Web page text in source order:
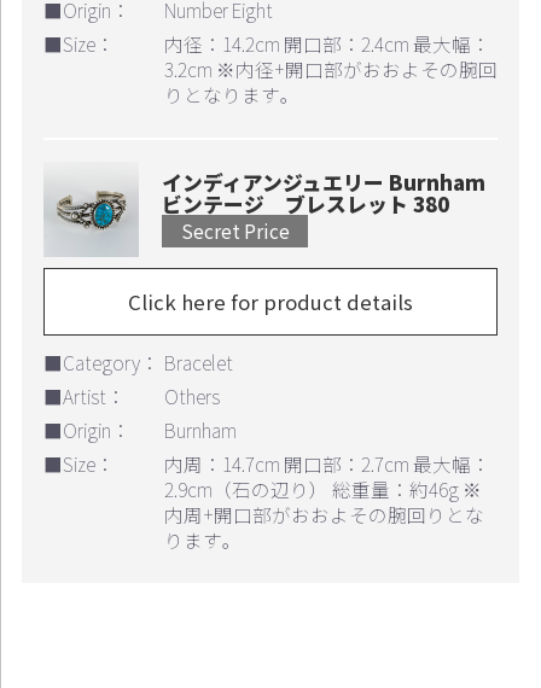
■Origin：
Number Eight
■Size：
内径：14.2cm 開口部：2.4cm 最大幅：
3.2cm ※内径+開口部がおおよその腕回
りとなります｡
インディアンジュエリー Burnham
ビンテージ ブレスレット 380
Secret Price
Click here for product details
■Category： Bracelet
■Artist：
Others
■Origin：
Burnham
■Size：
内周：14.7cm 開口部：2.7cm 最大幅：
2.9cm（石の辺り） 総重量：約46g ※
内周+開口部がおおよその腕回りとな
ります｡